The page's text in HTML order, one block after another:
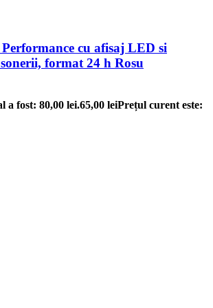
cu afisaj LED si
format 24 h Rosu
a fost: 80,00 lei.65,00 leiPrețul curent este: